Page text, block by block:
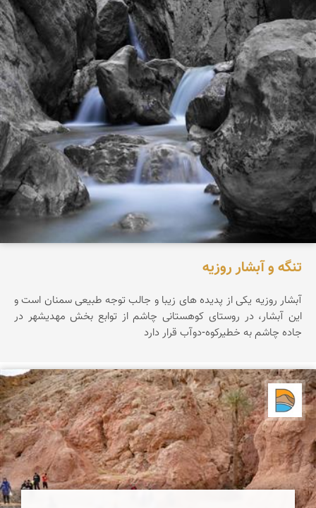
تنگه و آبشار روزیه
آبشار روزيه يکی از پديده های زيبا و جالب توجه طبيعی سمنان است و
اين آبشار، در روستای کوهستانی چاشم از توابع بخش مهديشهر در
جاده چاشم به خطیرکوه-دوآب قرار دارد
دریاچه کویر